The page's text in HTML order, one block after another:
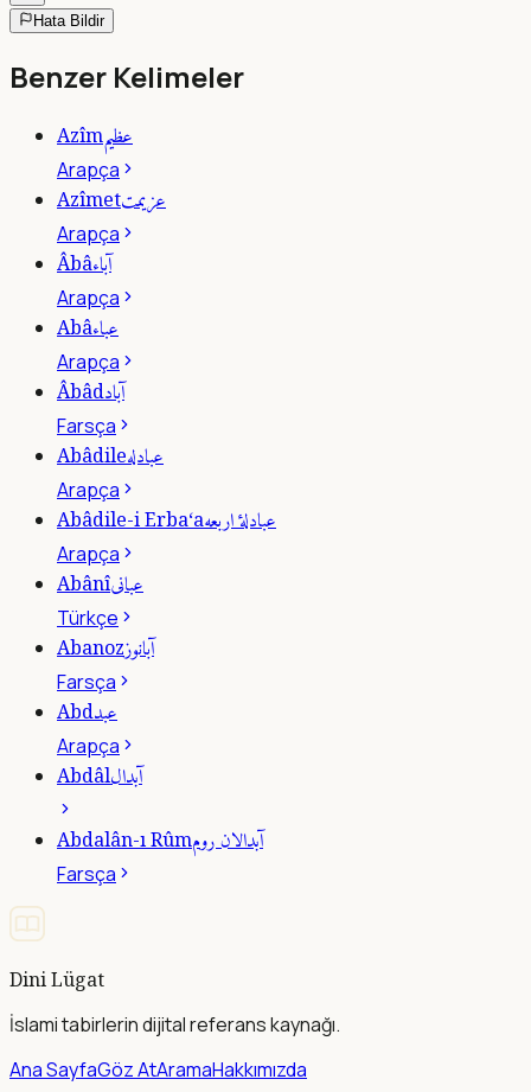
Hata Bildir
Benzer Kelimeler
Azîmعظيم
Arapça
Azîmetعزيمت
Arapça
Âbâآباء
Arapça
Abâعباء
Arapça
Âbâdآباد
Farsça
Abâdileعبادله
Arapça
Abâdile-i Erba‘aعبادلۀ اربعه
Arapça
Abânîعبانى
Türkçe
Abanozآبانوز
Farsça
Abdعبد
Arapça
Abdâlآبدال
Abdalân-ı Rûmآبدالان روم
Farsça
Dini Lügat
İslami tabirlerin dijital referans kaynağı.
Ana SayfaGöz AtAramaHakkımızda